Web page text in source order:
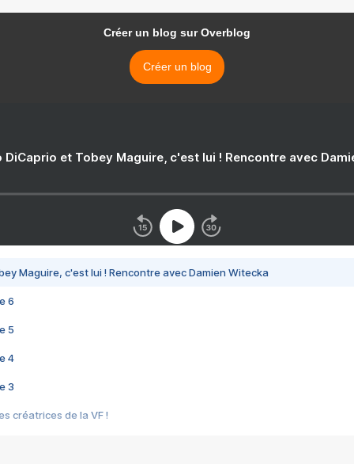
Créer un blog sur Overblog
Créer un blog
DiCaprio et Tobey Maguire, c'est lui ! Rencontre avec
Maguire, c'est lui ! Rencontre avec Damien Witecka
6
5
4
3
créatrices de la VF !